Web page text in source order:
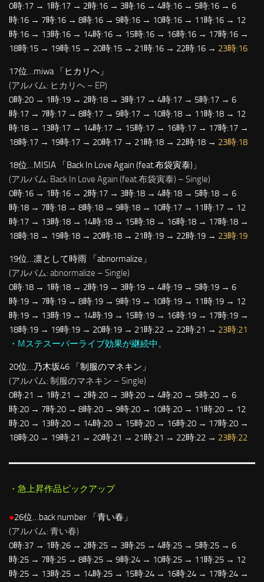
0時:17 → 1時:17 → 2時:16 → 3時:16 → 4時:16 → 5時:16 → 6
時:16 → 7時:16 → 8時:16 → 9時:16 → 10時:16 → 11時:16 → 12
時:16 → 13時:16 → 14時:16 → 15時:16 → 16時:16 → 17時:16 →
18時:15 → 19時:15 → 20時:15 → 21時:16 → 22時:16 → 23時:16
17位…miwa 「ヒカリヘ」
(アルバム: ヒカリヘ – EP)
0時:20 → 1時:19 → 2時:18 → 3時:17 → 4時:17 → 5時:17 → 6
時:17 → 7時:17 → 8時:17 → 9時:17 → 10時:18 → 11時:18 → 12
時:18 → 13時:17 → 14時:17 → 15時:17 → 16時:17 → 17時:17 →
18時:17 → 19時:17 → 20時:17 → 21時:18 → 22時:18 → 23時:18
18位…MISIA 「Back In Love Again (feat.布袋寅泰)」
(アルバム: Back In Love Again (feat.布袋寅泰) – Single)
0時:16 → 1時:16 → 2時:17 → 3時:18 → 4時:18 → 5時:18 → 6
時:18 → 7時:18 → 8時:18 → 9時:18 → 10時:17 → 11時:17 → 12
時:17 → 13時:18 → 14時:18 → 15時:18 → 16時:18 → 17時:18 →
18時:18 → 19時:18 → 20時:18 → 21時:19 → 22時:19 → 23時:19
19位…凛として時雨 「abnormalize」
(アルバム: abnormalize – Single)
0時:18 → 1時:18 → 2時:19 → 3時:19 → 4時:19 → 5時:19 → 6
時:19 → 7時:19 → 8時:19 → 9時:19 → 10時:19 → 11時:19 → 12
時:19 → 13時:19 → 14時:19 → 15時:19 → 16時:19 → 17時:19 →
18時:19 → 19時:19 → 20時:19 → 21時:22 → 22時:21 → 23時:21
・Mステスーパーライブ効果が継続中。
20位…乃木坂46 「制服のマネキン」
(アルバム: 制服のマネキン – Single)
0時:21 → 1時:21 → 2時:20 → 3時:20 → 4時:20 → 5時:20 → 6
時:20 → 7時:20 → 8時:20 → 9時:20 → 10時:20 → 11時:20 → 12
時:20 → 13時:20 → 14時:20 → 15時:20 → 16時:20 → 17時:20 →
18時:20 → 19時:21 → 20時:21 → 21時:21 → 22時:22 → 23時:22
・急上昇作品ピックアップ
●26位…back number 「青い春」
(アルバム: 青い春)
0時:37 → 1時:26 → 2時:25 → 3時:25 → 4時:25 → 5時:25 → 6
時:25 → 7時:25 → 8時:25 → 9時:24 → 10時:25 → 11時:25 → 12
時:25 → 13時:25 → 14時:25 → 15時:24 → 16時:24 → 17時:24 →